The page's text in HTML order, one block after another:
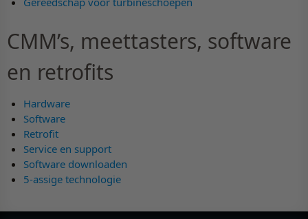
CMM’s, meettasters, software
en retrofits
Hardware
Software
Retrofit
Service en support
Software downloaden
5-assige technologie